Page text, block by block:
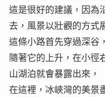
這是很好的建議，因為
去，風景以壯觀的方式
這條小路首先穿過深谷
隨著它的上升，在小徑
山湖泊就會暴露出來，
在這裡，冰峽灣的美景